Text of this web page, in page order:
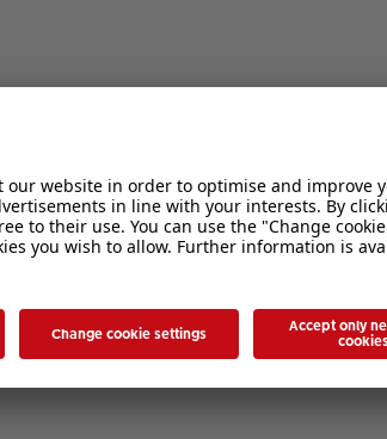
in wenigen Augenblicken erledigt und ermöglicht
und die verwandten